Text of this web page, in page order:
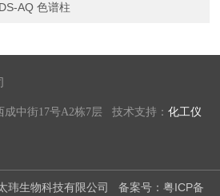
AQ 色谱柱
成中街17号A2栋7层 技术支持：化工仪
玮生物科技有限公司 备案号：粤ICP备